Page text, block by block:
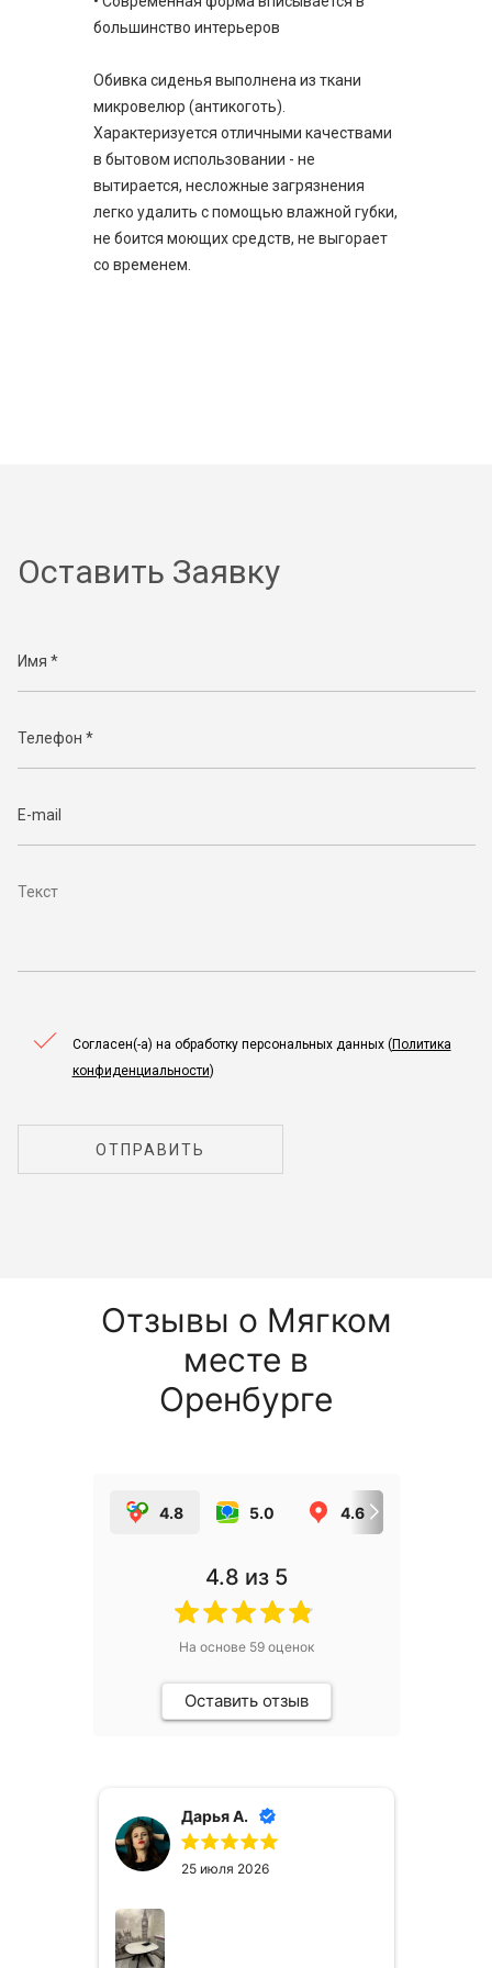
большинство интерьеров
Обивка сиденья выполнена из ткани
микровелюр (антикоготь).
Характеризуется отличными качествами
в бытовом использовании - не
вытирается, несложные загрязнения
легко удалить с помощью влажной губки,
не боится моющих средств, не выгорает
со временем.
Оставить Заявку
Согласен(-а) на обработку персональных данных (Политика
конфиденциальности)
ОТПРАВИТЬ
Отзывы о Мягком
месте в
Оренбурге
4.8 5.0 4.6
4.8 из 5
На основе 59оценок
Оставить отзыв